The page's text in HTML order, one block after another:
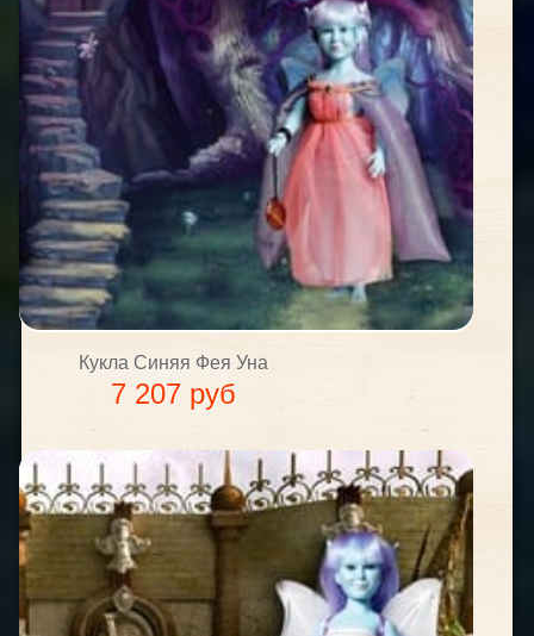
Кукла Синяя Фея Уна
7 207 руб